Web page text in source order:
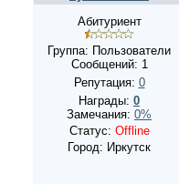
Абитуриент
Группа: Пользователи
Сообщений: 1
Репутация: 0
Награды: 0
Замечания: 0%
Статус: Offline
Город: Иркутск